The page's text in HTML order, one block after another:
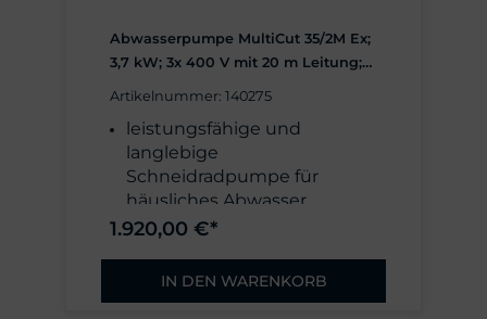
Nennstromaufnahme 6,6 A,
Motorschutz
Wicklungsthermostat
Gewicht: 41 kg plus
Anschlussleitung
Abwasserpumpe MultiCut 35/2M Ex;
3,7 kW; 3x 400 V mit 20 m Leitung;
Artikelnummer: 140275
leistungsfähige und
langlebige
Schneidradpumpe für
häusliches Abwasser
außenliegendes, gehärtetes
7 mm freiem Durchgang
1.920,00 €*
IN DEN WARENKORB